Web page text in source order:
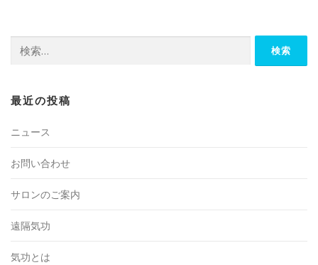
最近の投稿
ニュース
お問い合わせ
サロンのご案内
遠隔気功
気功とは